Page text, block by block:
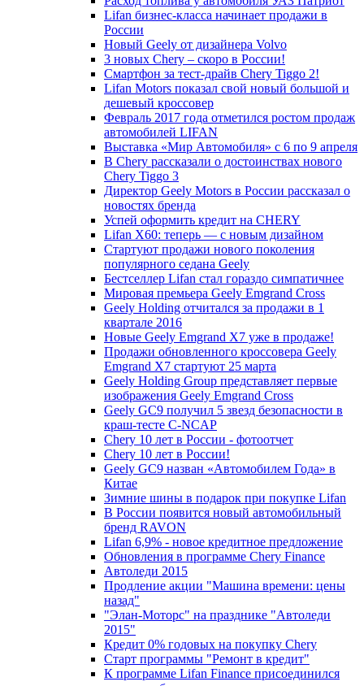
Lifan бизнес-класса начинает продажи в
России
Новый Geely от дизайнера Volvo
3 новых Chery – скоро в России!
Смартфон за тест-драйв Chery Tiggo 2!
Lifan Motors показал свой новый большой и
дешевый кроссовер
Февраль 2017 года отметился ростом продаж
автомобилей LIFAN
Выставка «Мир Автомобиля» с 6 по 9 апреля
В Chery рассказали о достоинствах нового
Chery Tiggo 3
Директор Geely Motors в России рассказал о
новостях бренда
Успей оформить кредит на CHERY
Lifan X60: теперь — с новым дизайном
Стартуют продажи нового поколения
популярного седана Geely
Бестселлер Lifan стал гораздо симпатичнее
Мировая премьера Geely Emgrand Cross
Geely Holding отчитался за продажи в 1
квартале 2016
Новые Geely Emgrand X7 уже в продаже!
Продажи обновленного кроссовера Geely
Emgrand X7 стартуют 25 марта
Geely Holding Group представляет первые
изображения Geely Emgrand Cross
Geely GC9 получил 5 звезд безопасности в
краш-тесте C-NCAP
Chery 10 лет в России - фотоотчет
Chery 10 лет в России!
Geely GC9 назван «Автомобилем Года» в
Китае
Зимние шины в подарок при покупке Lifan
В России появится новый автомобильный
бренд RAVON
Lifan 6,9% - новое кредитное предложение
Обновления в программе Chery Finance
Автоледи 2015
Продление акции "Машина времени: цены
назад"
"Элан-Моторс" на празднике "Автоледи
2015"
Кредит 0% годовых на покупку Chery
Старт программы "Ремонт в кредит"
К программе Lifan Finance присоединился